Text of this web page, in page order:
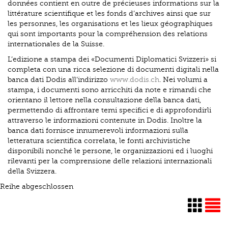
données contient en outre de précieuses informations sur la
littérature scientifique et les fonds d’archives ainsi que sur
les personnes, les organisations et les lieux géographiques
qui sont importants pour la compréhension des relations
internationales de la Suisse.
L’edizione a stampa dei «Documenti Diplomatici Svizzeri» si
completa con una ricca selezione di documenti digitali nella
banca dati Dodis all’indirizzo www.dodis.ch. Nei volumi a
stampa, i documenti sono arricchiti da note e rimandi che
orientano il lettore nella consultazione della banca dati,
permettendo di affrontare temi specifici e di approfondirli
attraverso le informazioni contenute in Dodis. Inoltre la
banca dati fornisce innumerevoli informazioni sulla
letteratura scientifica correlata, le fonti archivistiche
disponibili nonché le persone, le organizzazioni ed i luoghi
rilevanti per la comprensione delle relazioni internazionali
della Svizzera.
Reihe abgeschlossen